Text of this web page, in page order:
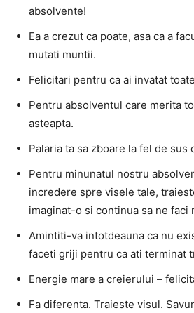
absolvente!
Ea a crezut ca poate, asa ca a
mutati muntii.
Felicitari pentru ca ai invatat
Pentru absolventul care merita
asteapta.
Palaria ta sa zboare la fel de sus
Pentru minunatul nostru
incredere spre visele tale,
imaginat-o si continua sa ne faci
Amintiti-va intotdeauna ca nu
faceti griji pentru ca ati terminat
Energie mare a creierului –
Fa diferenta. Traieste visul.